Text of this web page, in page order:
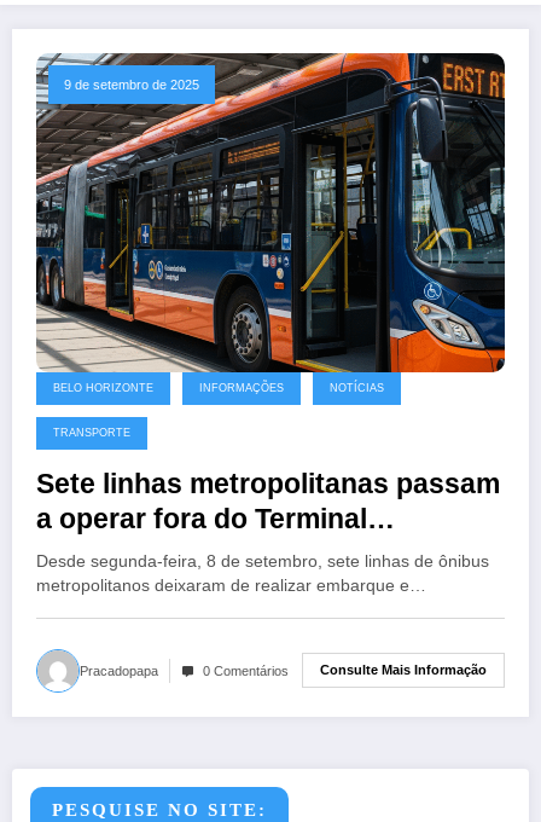
9 de setembro de 2025
BELO HORIZONTE INFORMAÇÕES NOTÍCIAS
TRANSPORTE
Sete linhas metropolitanas passam
a operar fora do Terminal
Rodoviário de Belo Horizonte
Desde segunda-feira, 8 de setembro, sete linhas de ônibus
metropolitanos deixaram de realizar embarque e…
Pracadopapa 0 Comentários Consulte Mais Informação
PESQUISE NO SITE: